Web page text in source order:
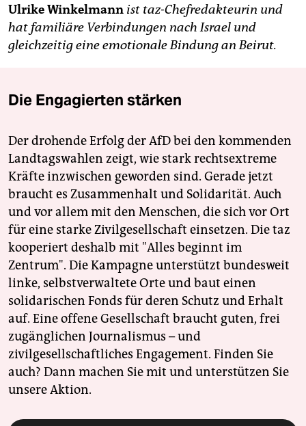
Ulrike Winkelmann ist taz-Chefredakteurin und
hat familiäre Verbindungen nach Israel und
gleichzeitig eine emotionale Bindung an Beirut.
Die Engagierten stärken
Der drohende Erfolg der AfD bei den kommenden
Landtagswahlen zeigt, wie stark rechtsextreme
Kräfte inzwischen geworden sind. Gerade jetzt
braucht es Zusammenhalt und Solidarität. Auch
und vor allem mit den Menschen, die sich vor Ort
für eine starke Zivilgesellschaft einsetzen. Die taz
kooperiert deshalb mit "Alles beginnt im
Zentrum". Die Kampagne unterstützt bundesweit
linke, selbstverwaltete Orte und baut einen
solidarischen Fonds für deren Schutz und Erhalt
auf. Eine offene Gesellschaft braucht guten, frei
zugänglichen Journalismus – und
zivilgesellschaftliches Engagement. Finden Sie
auch? Dann machen Sie mit und unterstützen Sie
unsere Aktion.